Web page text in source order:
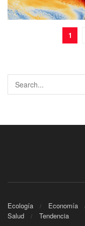
1
Ecología Economía
Salud
Tendencia